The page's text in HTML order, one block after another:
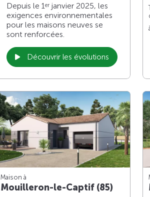
Depuis le 1er janvier 2025, les
exigences environnementales
pour les maisons neuves se
sont renforcées.
Découvrir les évolutions
Maison à
Mouilleron-le-Captif (85)